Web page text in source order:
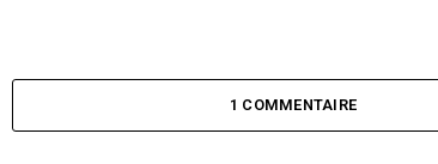
1 COMMENTAIRE